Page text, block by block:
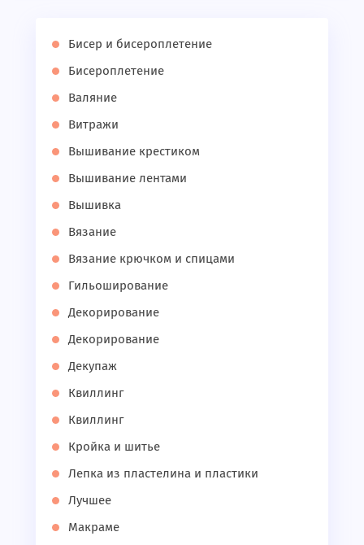
Бисер и бисероплетение
Бисероплетение
Валяние
Витражи
Вышивание крестиком
Вышивание лентами
Вышивка
Вязание
Вязание крючком и спицами
Гильоширование
Декорирование
Декорирование
Декупаж
Квиллинг
Квиллинг
Кройка и шитье
Лепка из пластелина и пластики
Лучшее
Макраме